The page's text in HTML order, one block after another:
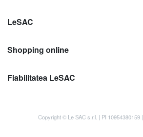
LeSAC
Shopping online
Fiabilitatea LeSAC
Copyright © Le SAC s.r.l. | PI 10954380159 |